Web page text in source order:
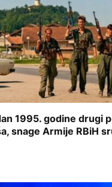
1995. godine drugi
snage Armije RBiH